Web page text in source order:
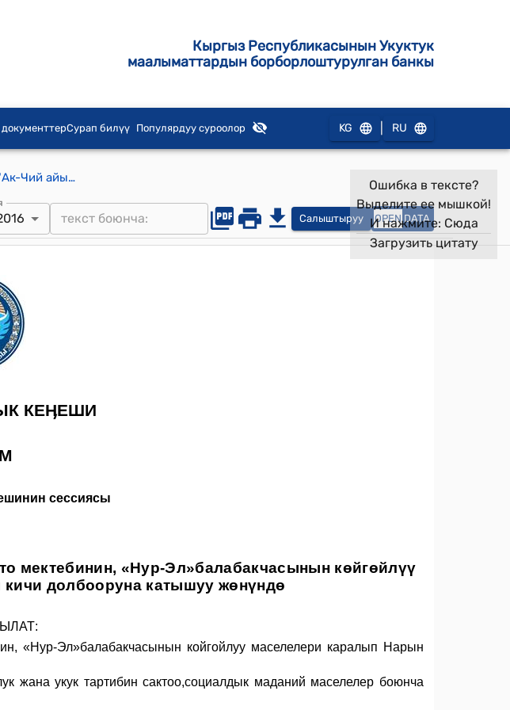
Кыргыз Республикасынын Укуктук
маалыматтардын борборлоштурулган банкы
Сурап билүү Популярдуу суроолор KG RU
Ак-Чий айылдык кеңешинин 2016-жылдын 09-февралындагы № 2/1 "Ак-Чий айыл өкмөтүнө караштуу М.Балбаков атындагы орто мектебинин, «Нур-Эл»балабакчасынын көйгөйлүү маселелери каралып Нарын облусундагы кичи долбооруна катышуу жөнүндө" токтому
Салыштыруу OPEN DATA
Ошибка в тексте?
Выделите ее мышкой!
И нажмите: Сюда
Загрузить цитату